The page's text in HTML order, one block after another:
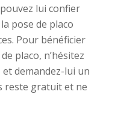
lui confier
pose de placo
Pour bénéficier
placo, n’hésitez
et demandez-lui un
reste gratuit et ne